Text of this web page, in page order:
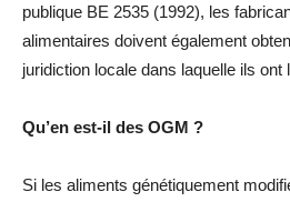
publique BE 2535 (1992), les
alimentaires doivent également
juridiction locale dans laquelle ils ont
Qu’en est-il des OGM ?
Si les aliments génétiquement